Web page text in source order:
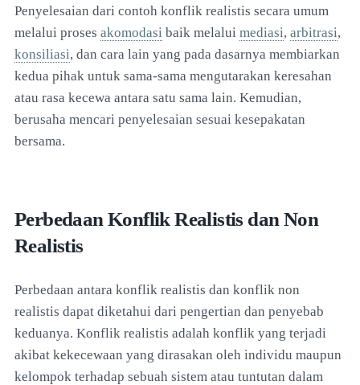
Penyelesaian dari contoh konflik realistis secara umum
melalui proses akomodasi baik melalui mediasi, arbitrasi,
konsiliasi, dan cara lain yang pada dasarnya membiarkan
kedua pihak untuk sama-sama mengutarakan keresahan
atau rasa kecewa antara satu sama lain. Kemudian,
berusaha mencari penyelesaian sesuai kesepakatan
bersama.
Perbedaan Konflik Realistis dan Non
Realistis
Perbedaan antara konflik realistis dan konflik non
realistis dapat diketahui dari pengertian dan penyebab
keduanya. Konflik realistis adalah konflik yang terjadi
akibat kekecewaan yang dirasakan oleh individu maupun
kelompok terhadap sebuah sistem atau tuntutan dalam